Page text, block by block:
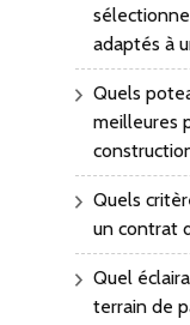
adaptés à
Quels
meilleures
Quels
un contrat
Quel
terrain de